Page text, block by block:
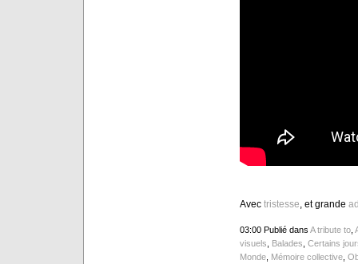
Avectristesse , et grande
03:00 Publié dans A tribute to,
visuels
Balades Certains
Monde, Mémoire collective,